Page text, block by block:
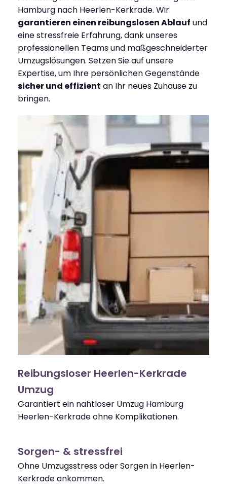
Hamburg nach Heerlen-Kerkrade. Wir
garantieren einen reibungslosen Ablauf und
eine stressfreie Erfahrung, dank unseres
professionellen Teams und maßgeschneiderter
Umzugslösungen. Setzen Sie auf unsere
Expertise, um Ihre persönlichen Gegenstände
sicher und effizient an Ihr neues Zuhause zu
bringen.
Reibungsloser Heerlen-Kerkrade
Umzug
Garantiert ein nahtloser Umzug Hamburg
Heerlen-Kerkrade ohne Komplikationen.
Sorgen- & stressfrei
Ohne Umzugsstress oder Sorgen in Heerlen-
Kerkrade ankommen.